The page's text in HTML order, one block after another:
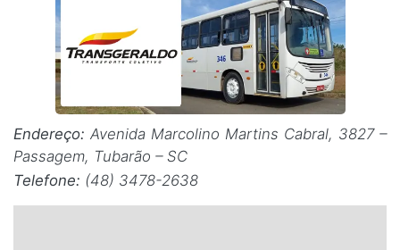
Nordeste
Norte
© 2026 Viva City Serviços Digitais Ltda. Todos os direitos reservados.
Endereço: Avenida Marcolino Martins Cabral, 3827 –
Passagem, Tubarão – SC
Telefone: (48) 3478-2638